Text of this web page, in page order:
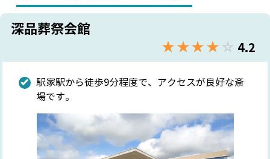
深品葬祭会館
★★★★★
☆☆☆☆☆ 4.2
駅家駅から徒歩9分程度で、アクセスが良好な斎
場です。